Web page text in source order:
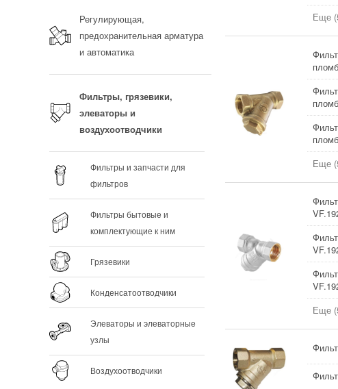
Регулирующая,
предохранительная арматура
и автоматика
Фильтры, грязевики,
элеваторы и
воздухоотводчики
Фильтры и запчасти для
фильтров
Фильтры бытовые и
комплектующие к ним
Грязевики
Конденсатоотводчики
Элеваторы и элеваторные
узлы
Воздухоотводчики
Еще
Еще
Еще